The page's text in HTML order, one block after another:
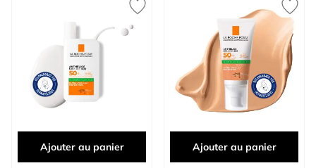
Ajouter au panier Ajouter au panier